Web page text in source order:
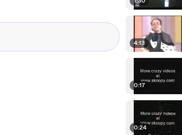
4:13
0:17
0:24